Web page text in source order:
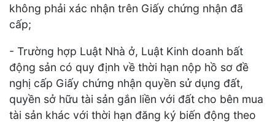
không phải xác nhận trên Giấy chứng nhận đã
cấp;
- Trường hợp Luật Nhà ở, Luật Kinh doanh bất
động sản có quy định về thời hạn nộp hồ sơ đề
nghị cấp Giấy chứng nhận quyền sử dụng đất,
quyền sở hữu tài sản gắn liền với đất cho bên mua
tài sản khác với thời hạn đăng ký biến động theo